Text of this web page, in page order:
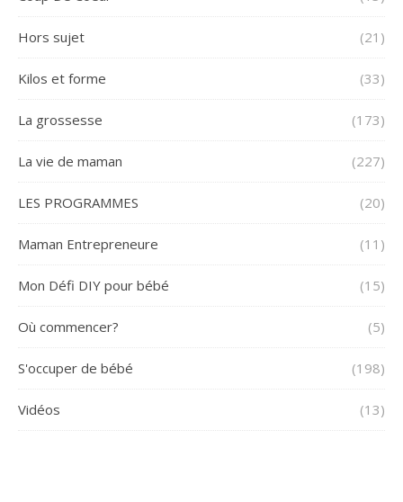
Hors sujet (21)
Kilos et forme (33)
La grossesse (173)
La vie de maman (227)
LES PROGRAMMES (20)
Maman Entrepreneure (11)
Mon Défi DIY pour bébé (15)
Où commencer? (5)
S'occuper de bébé (198)
Vidéos (13)